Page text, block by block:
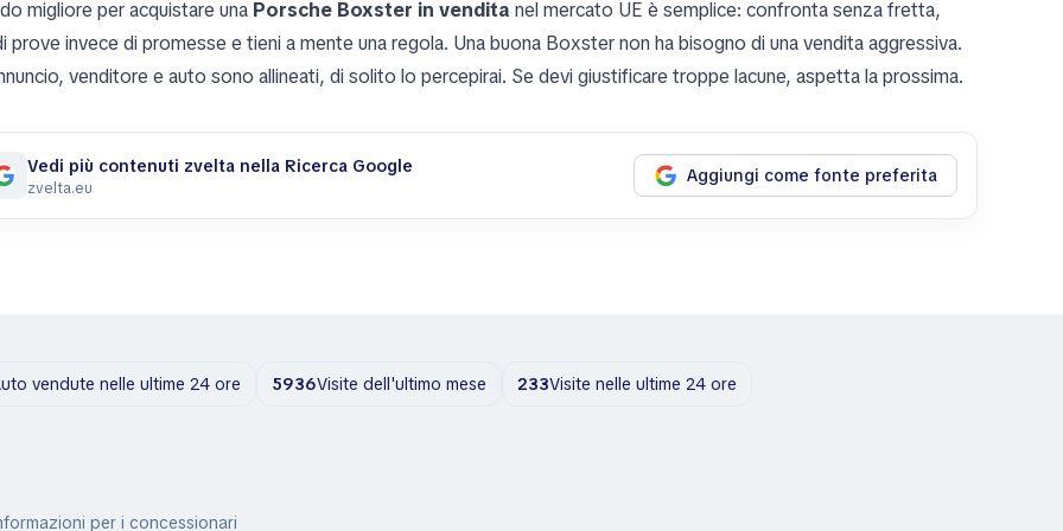
migliore per acquistare una Porsche Boxster in vendita nel mercato UE è semplice: confronta senza fretta,
prove invece di promesse e tieni a mente una regola. Una buona Boxster non ha bisogno di una vendita aggressiva.
venditore e auto sono allineati, di solito lo percepirai. Se devi giustificare troppe lacune, aspetta la prossima.
Vedi più contenuti zvelta nella Ricerca Google
zvelta.eu
Aggiungi come fonte preferita
vendute nelle ultime 24 ore 5936Visite dell'ultimo mese 233Visite nelle ultime 24 ore
per i concessionari